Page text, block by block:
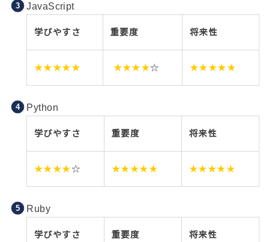
JavaScript
学びやすさ 重要度 将来性
★★★★★ ★★★★☆ ★★★★★
Python
学びやすさ 重要度 将来性
★★★★☆ ★★★★★ ★★★★★
Ruby
学びやすさ 重要度 将来性